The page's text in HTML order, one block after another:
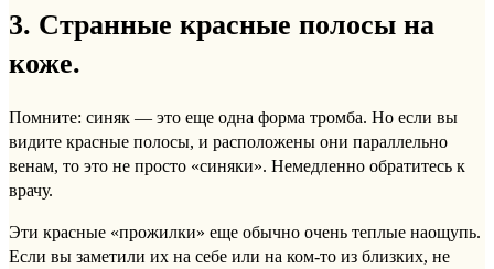
3. Странные красные полосы на
коже.
Помните: синяк — это еще одна форма тромба. Но если вы
видите красные полосы, и расположены они параллельно
венам, то это не просто «синяки». Немедленно обратитесь к
врачу.
Эти красные «прожилки» еще обычно очень теплые наощупь.
Если вы заметили их на себе или на ком-то из близких, не